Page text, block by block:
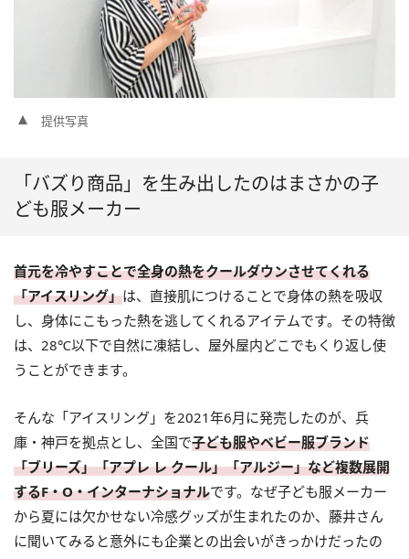
提供写真
「バズり商品」を生み出したのはまさかの子
ども服メーカー
首元を冷やすことで全身の熱をクールダウンさせてくれる
「アイスリング」は、直接肌につけることで身体の熱を吸収
し、身体にこもった熱を逃してくれるアイテムです。その特徴
は、28℃以下で自然に凍結し、屋外屋内どこでもくり返し使
うことができます。
そんな「アイスリング」を2021年6月に発売したのが、兵
庫・神戸を拠点とし、全国で子ども服やベビー服ブランド
「ブリーズ」「アプレ レ クール」「アルジー」など複数展開
するF・O・インターナショナルです。なぜ子ども服メーカー
から夏には欠かせない冷感グッズが生まれたのか、藤井さん
に聞いてみると意外にも企業との出会いがきっかけだったの